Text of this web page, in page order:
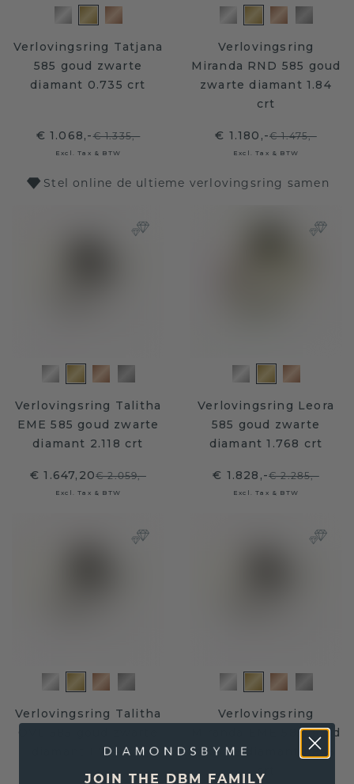
Verlovingsring Tatjana
585 goud zwarte
diamant 0.735 crt
€ 1.068,-€ 1.335,-
Excl. Tax & BTW
Verlovingsring
Miranda RND 585 goud
zwarte diamant 1.84
crt
€ 1.180,-€ 1.475,-
Excl. Tax & BTW
Stel online de ultieme verlovingsring samen
Verlovingsring Talitha
EME 585 goud zwarte
diamant 2.118 crt
€ 1.647,20€ 2.059,-
Excl. Tax & BTW
Verlovingsring Leora
585 goud zwarte
diamant 1.768 crt
€ 1.828,-€ 2.285,-
Excl. Tax & BTW
Verlovingsring Talitha
diamant 1.794 crt
Verlovingsring
Miranda EME 585 goud
zwarte diamant 1.845
crt
JOIN THE DBM FAMILY